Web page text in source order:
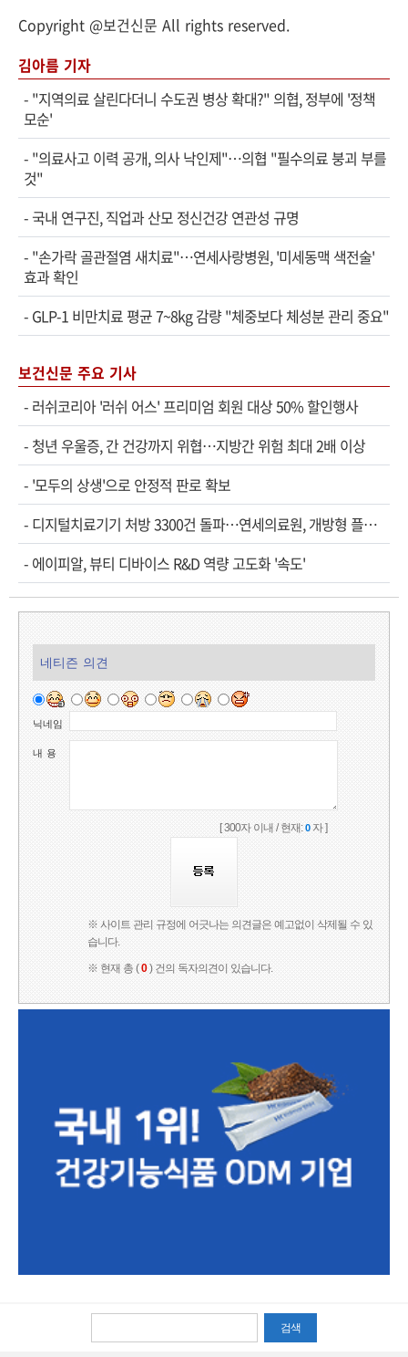
Copyright @보건신문 All rights reserved.
김아름 기자
- "지역의료 살린다더니 수도권 병상 확대?" 의협, 정부에 '정책
모순'
- "의료사고 이력 공개, 의사 낙인제"…의협 "필수의료 붕괴 부를
것"
-국내 연구진, 직업과 산모 정신건강 연관성 규명
- "손가락 골관절염 새치료"…연세사랑병원, '미세동맥 색전술'
효과 확인
- GLP-1 비만치료 평균 7~8kg 감량 "체중보다 체성분 관리 중요"
보건신문 주요 기사
- 러쉬코리아 '러쉬 어스' 프리미엄 회원 대상 50% 할인행사
- 청년 우울증, 간 건강까지 위협…지방간 위험 최대 2배 이상
- '모두의 상생'으로 안정적 판로 확보
- 디지털치료기기 처방 3300건 돌파…연세의료원, 개방형 플랫폼 성과 공개
- 에이피알, 뷰티 디바이스 R&D 역량 고도화 '속도'
네티즌 의견
닉네임
내 용
[ 300자 이내 / 현재:0자 ]
※ 사이트 관리 규정에 어긋나는 의견글은 예고없이 삭제될 수 있
습니다.
※ 현재 총 (0) 건의 독자의견이 있습니다.
검색